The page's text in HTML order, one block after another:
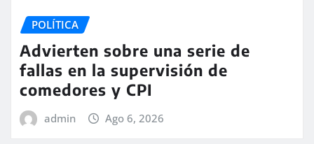
POLÍTICA
Advierten sobre una serie de
fallas en la supervisión de
comedores y CPI
admin Ago 6, 2026